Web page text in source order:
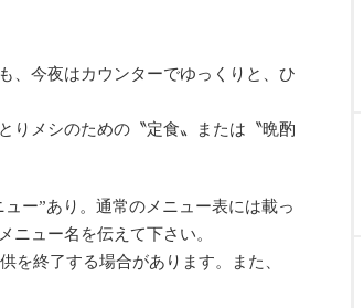
、今夜はカウンターでゆっくりと、ひ
りメシのための〝定食〟または〝晩酌
ー”あり。通常のメニュー表には載っ
ニュー名を伝えて下さい。
を終了する場合があります。また、